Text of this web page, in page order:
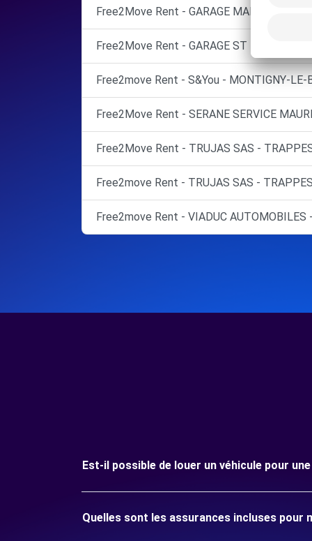
Free2Move Rent - GARAGE MARTEL &
Free2Move Rent - GARAGE ST HONORE -
Free2move Rent - S&You - MONTIGNY-LE-
Free2Move Rent - SERANE SERVICE
Free2Move Rent - TRUJAS SAS -
Free2move Rent - TRUJAS SAS -
Free2move Rent - VIADUC AUTOMOBILES
Est-il possible de louer un véhicule pour une
Quelles sont les assurances incluses pour